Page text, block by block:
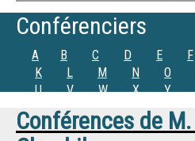
Conférenciers
A B C D E F
K
L M N O
U
V W X Y
Conférences de M.